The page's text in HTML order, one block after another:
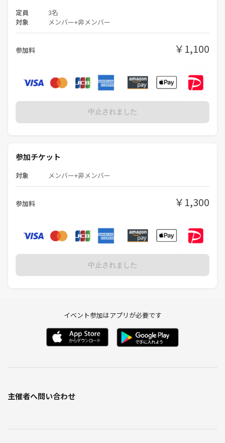
定員 3名
対象 メンバー+非メンバー
参加料 ￥1,100
中止されました
参加チケット
対象 メンバー+非メンバー
参加料 ￥1,300
中止されました
イベント参加はアプリが必要です
主催者へ問い合わせ